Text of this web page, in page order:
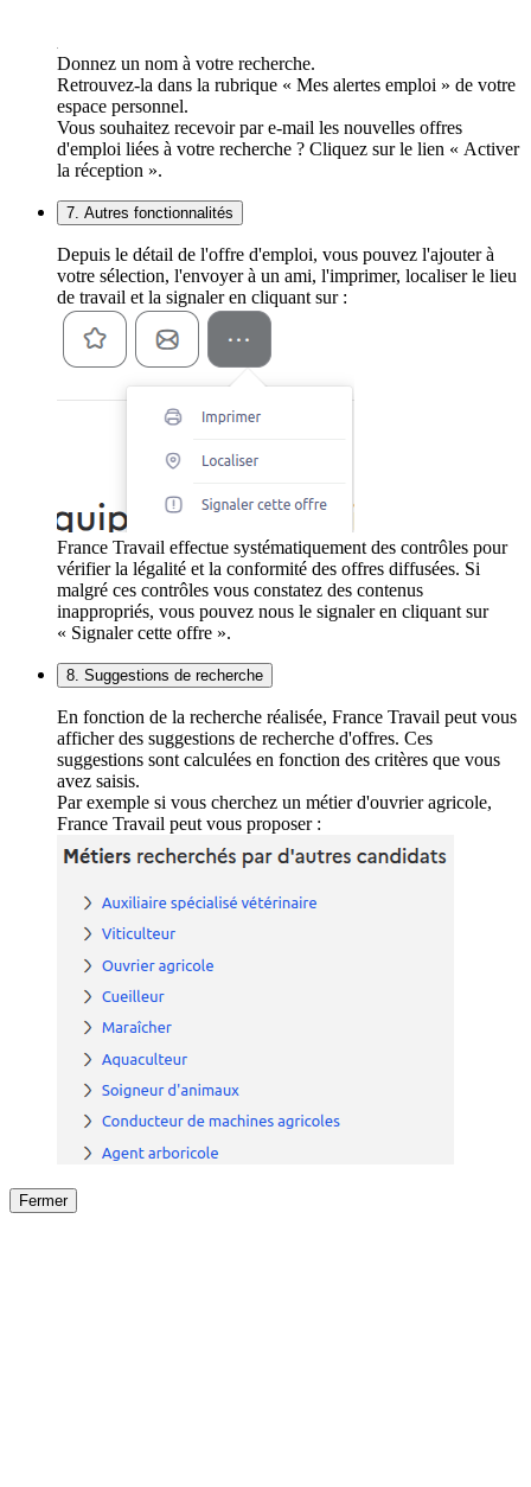
Donnez un nom à votre recherche.
Retrouvez-la dans la rubrique « Mes alertes emploi » de votre
espace personnel.
Vous souhaitez recevoir par e-mail les nouvelles offres
d'emploi liées à votre recherche ? Cliquez sur le lien « Activer
la réception ».
7. Autres fonctionnalités
Depuis le détail de l'offre d'emploi, vous pouvez l'ajouter à
votre sélection, l'envoyer à un ami, l'imprimer, localiser le lieu
de travail et la signaler en cliquant sur :
France Travail effectue systématiquement des contrôles pour
vérifier la légalité et la conformité des offres diffusées. Si
malgré ces contrôles vous constatez des contenus
inappropriés, vous pouvez nous le signaler en cliquant sur
« Signaler cette offre ».
8. Suggestions de recherche
En fonction de la recherche réalisée, France Travail peut vous
afficher des suggestions de recherche d'offres. Ces
suggestions sont calculées en fonction des critères que vous
avez saisis.
Par exemple si vous cherchez un métier d'ouvrier agricole,
France Travail peut vous proposer :
Fermer